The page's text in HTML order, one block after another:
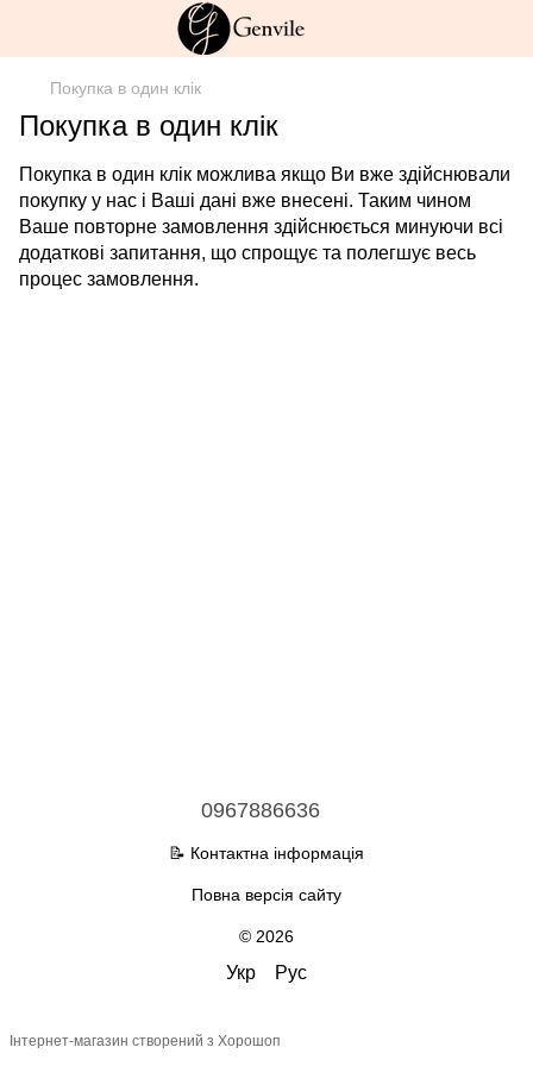
Покупка в один клік
Покупка в один клік
Покупка в один клік можлива якщо Ви вже здійснювали
покупку у нас і Ваші дані вже внесені. Таким чином
Ваше повторне замовлення здійснюється минуючи всі
додаткові запитання, що спрощує та полегшує весь
процес замовлення.
0967886636
📝 Контактна інформація
Повна версія сайту
© 2026
Укр Рус
Інтернет-магазин створений з Хорошоп